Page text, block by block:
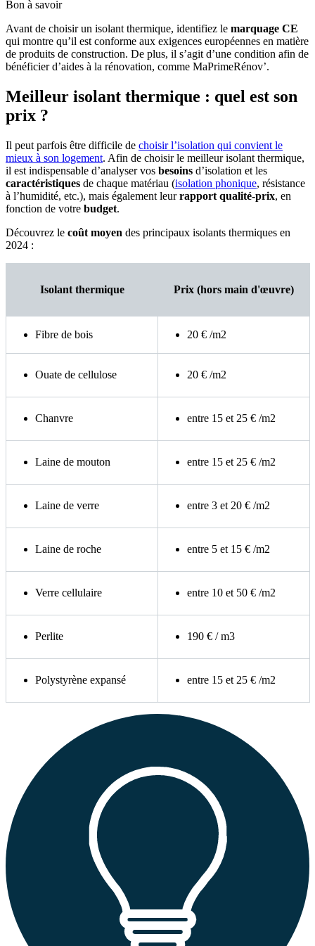
Bon à savoir
Avant de choisir un isolant thermique, identifiez le marquage CE
qui montre qu’il est conforme aux exigences européennes en matière
de produits de construction. De plus, il s’agit d’une condition afin de
bénéficier d’aides à la rénovation, comme MaPrimeRénov’.
Meilleur isolant thermique : quel est son
prix ?
Il peut parfois être difficile de choisir l’isolation qui convient le
mieux à son logement. Afin de choisir le meilleur isolant thermique,
il est indispensable d’analyser vos besoins d’isolation et les
caractéristiques de chaque matériau (isolation phonique, résistance
à l’humidité, etc.), mais également leurrapport qualité-prix, en
fonction de votre budget.
Découvrez le coût moyen des principaux isolants thermiques en
2024 :
Isolant thermique Prix (hors main d'œuvre)
Fibre de bois 20 € /m2
Ouate de cellulose 20 € /m2
Chanvre entre 15 et 25 € /m2
Laine de mouton entre 15 et 25 € /m2
Laine de verre entre 3 et 20 € /m2
Laine de roche entre 5 et 15 € /m2
Verre cellulaire entre 10 et 50 € /m2
Perlite 190 € / m3
Polystyrène expansé entre 15 et 25 € /m2